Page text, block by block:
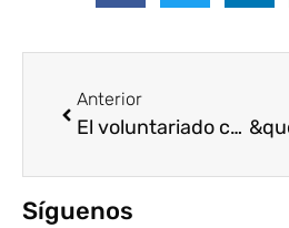
Anterior
El voluntariado corporativo, parte imprescindible de la empresa
Síguenos